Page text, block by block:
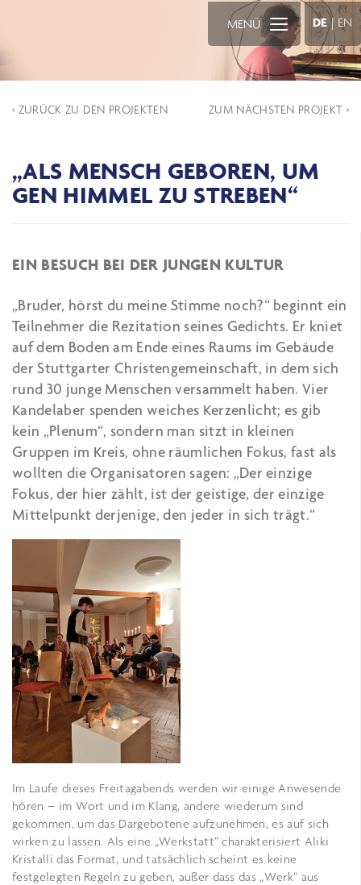
DE| EN
MENÜ
‹ ZURÜCK ZU DEN PROJEKTEN ZUM NÄCHSTEN PROJEKT ›
„ALS MENSCH GEBOREN, UM
GEN HIMMEL ZU STREBEN“
EIN BESUCH BEI DER JUNGEN KULTUR
„Bruder, hörst du meine Stimme noch?“ beginnt ein
Teilnehmer die Rezitation seines Gedichts. Er kniet
auf dem Boden am Ende eines Raums im Gebäude
der Stuttgarter Christengemeinschaft, in dem sich
rund 30 junge Menschen versammelt haben. Vier
Kandelaber spenden weiches Kerzenlicht; es gib
kein „Plenum“, sondern man sitzt in kleinen
Gruppen im Kreis, ohne räumlichen Fokus, fast als
wollten die Organisatoren sagen: „Der einzige
Fokus, der hier zählt, ist der geistige, der einzige
Mittelpunkt derjenige, den jeder in sich trägt.“
Im Laufe dieses Freitagabends werden wir einige Anwesende
hören – im Wort und im Klang, andere wiederum sind
gekommen, um das Dargebotene aufzunehmen, es auf sich
wirken zu lassen. Als eine „Werkstatt“ charakterisiert Aliki
Kristalli das Format, und tatsächlich scheint es keine
festgelegten Regeln zu geben, außer dass das „Werk“ aus